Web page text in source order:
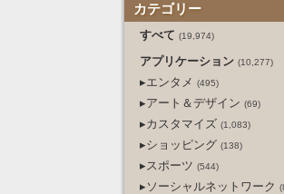
カテゴリー
すべて (19,974)
アプリケーション (10,277)
▸エンタメ (495)
▸アート＆デザイン (69)
▸カスタマイズ (1,083)
▸ショッピング (138)
▸スポーツ (544)
▸ソーシャルネットワーク